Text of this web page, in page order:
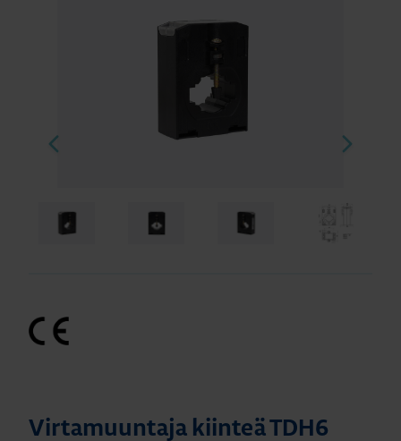
Virtamuuntaja kiinteä TDH6